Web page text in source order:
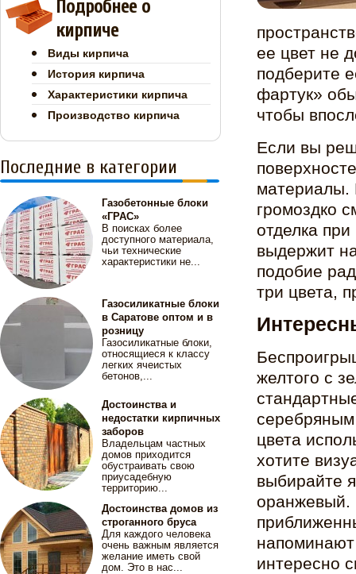
Подробнее о
кирпиче
Виды кирпича
История кирпича
Характеристики кирпича
Производство кирпича
Последние в категории
Газобетонные блоки
«ГРАС»
В поисках более
доступного материала,
чьи технические
характеристики не...
Газосиликатные блоки
в Саратове оптом и в
розницу
Газосиликатные блоки,
относящиеся к классу
легких ячеистых
бетонов,...
Достоинства и
недостатки кирпичных
заборов
Владельцам частных
домов приходится
обустраивать свою
приусадебную
территорию...
Достоинства домов из
строганного бруса
Для каждого человека
очень важным является
желание иметь свой
дом. Это в нас...
ее цвет не
подберите
фартук»
чтобы
Если вы
материалы.
громоздко
отделка
выдержит
подобие
три цвета,
желтого с
серебряным
цвета
хотите
выбирайте
оранжевый.
интересно